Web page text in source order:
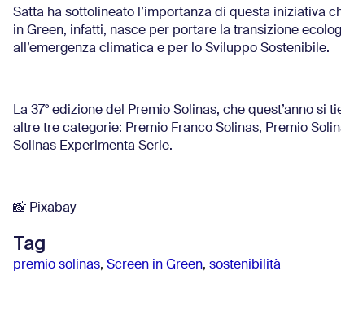
Satta ha sottolineato l’importanza di questa iniziativa
in Green, infatti, nasce per portare la transizione
all’emergenza climatica e per lo Sviluppo Sostenibile.
La 37° edizione del Premio Solinas, che quest’anno
altre tre categorie: Premio Franco Solinas, Premio
Solinas Experimenta Serie.
📸 Pixabay
Tag
premio solinas, Screen in Green, sostenibilità